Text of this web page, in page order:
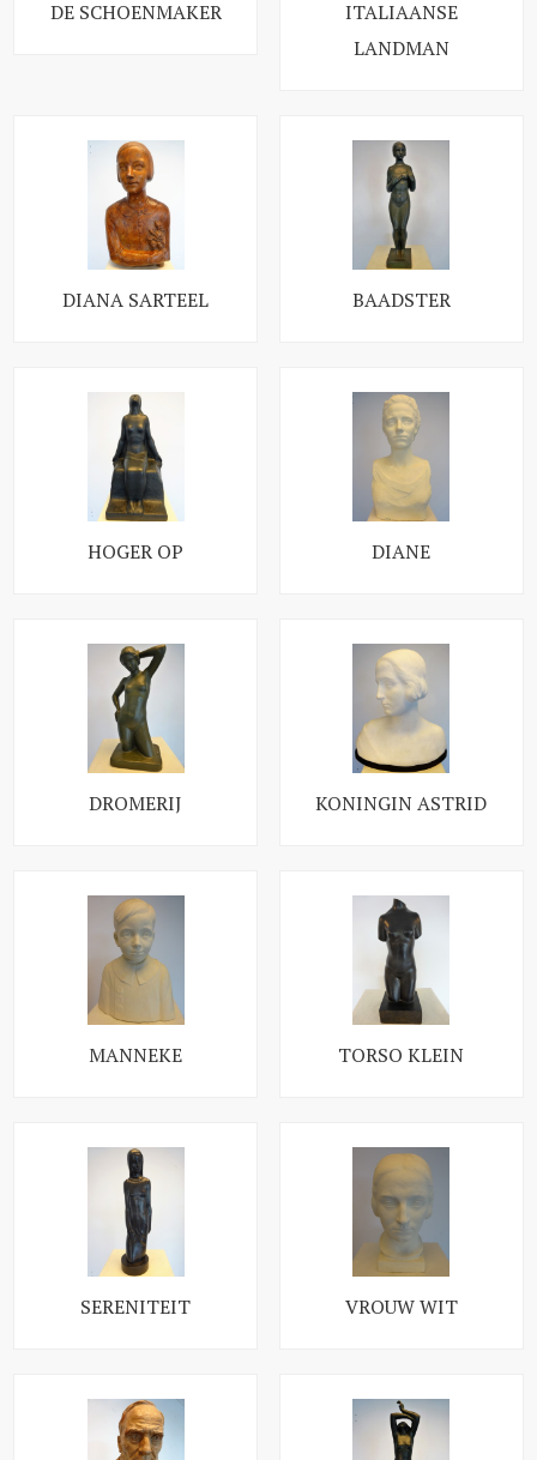
DE SCHOENMAKER
ITALIAANSE
LANDMAN
DIANA SARTEEL BAADSTER
HOGER OP DIANE
DROMERIJ KONINGIN ASTRID
MANNEKE TORSO KLEIN
SERENITEIT VROUW WIT